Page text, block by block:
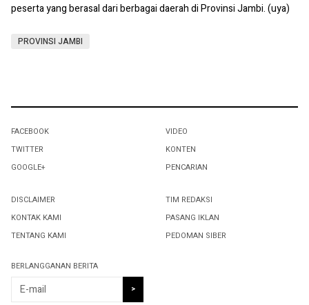
peserta yang berasal dari berbagai daerah di Provinsi Jambi. (uya)
PROVINSI JAMBI
FACEBOOK
TWITTER
GOOGLE+
VIDEO
KONTEN
PENCARIAN
DISCLAIMER
KONTAK KAMI
TENTANG KAMI
TIM REDAKSI
PASANG IKLAN
PEDOMAN SIBER
BERLANGGANAN BERITA